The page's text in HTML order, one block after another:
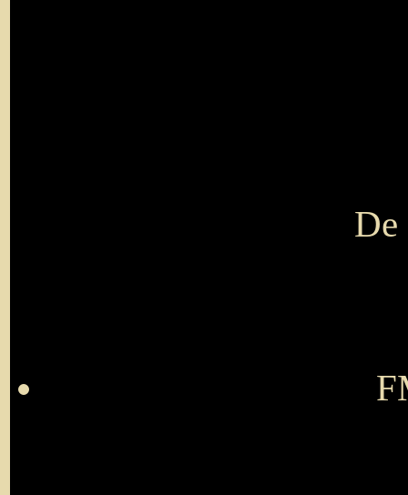
De